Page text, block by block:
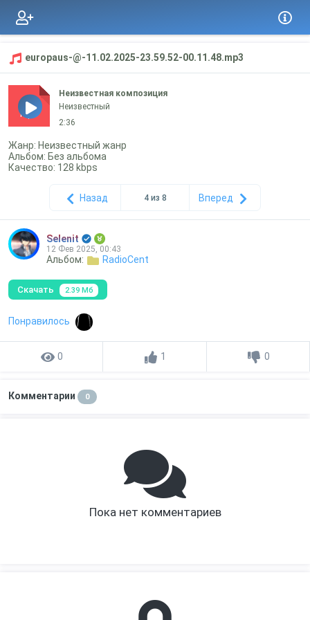
europaus-@-11.02.2025-23.59.52-00.11.48.mp3
mp3
Неизвестная композиция
Неизвестный
2:36
Жанр: Неизвестный жанр
Альбом: Без альбома
Качество: 128 kbps
Назад 4 из 8 Вперед
Selenit
12 Фев 2025, 00:43
Альбом: RadioCent
Скачать 2.39 Мб
Понравилось
0 1 0
Комментарии 0
Пока нет комментариев